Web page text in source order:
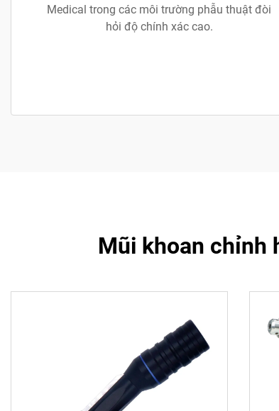
Medical trong các môi trường phẫu thuật đòi
hỏi độ chính xác cao.
Mũi khoan chỉnh